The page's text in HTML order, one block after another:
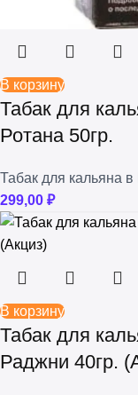
В корзину
Табак для
Ротана 50гр.
Табак для кальяна
299,00 ₽
В корзину
Табак для
Раджни 40гр.